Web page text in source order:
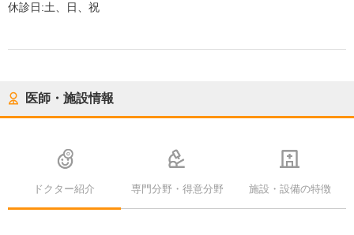
休診日:土、日、祝
医師・施設情報
ドクター紹介 専門分野・得意分野 施設・設備の特徴